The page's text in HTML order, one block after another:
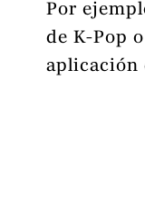
Por
de K-Pop
aplicación